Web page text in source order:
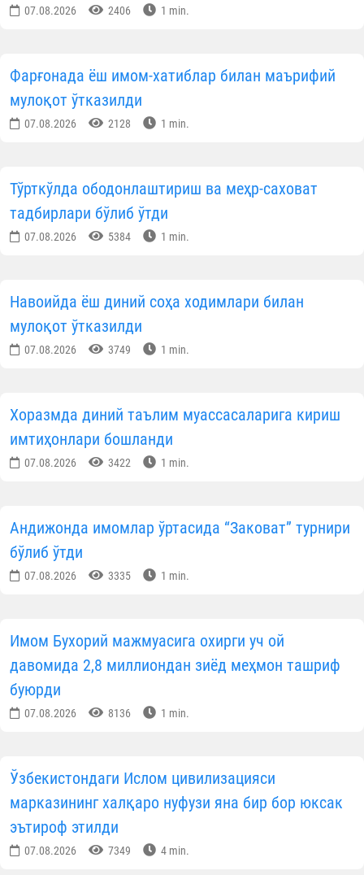
07.08.2026 2406 1 min.
Фарғонада ёш имом-хатиблар билан маърифий
мулоқот ўтказилди
07.08.2026 2128 1 min.
Тўрткўлда ободонлаштириш ва меҳр-саховат
тадбирлари бўлиб ўтди
07.08.2026 5384 1 min.
Навоийда ёш диний соҳа ходимлари билан
мулоқот ўтказилди
07.08.2026 3749 1 min.
Хоразмда диний таълим муассасаларига кириш
имтиҳонлари бошланди
07.08.2026 3422 1 min.
Андижонда имомлар ўртасида “Заковат” турнири
бўлиб ўтди
07.08.2026 3335 1 min.
Имом Бухорий мажмуасига охирги уч ой
давомида 2,8 миллиондан зиёд меҳмон ташриф
буюрди
07.08.2026 8136 1 min.
Ўзбекистондаги Ислом цивилизацияси
марказининг халқаро нуфузи яна бир бор юксак
эътироф этилди
07.08.2026 7349 4 min.